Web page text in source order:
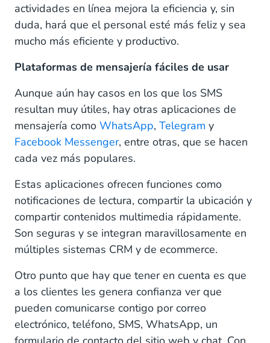
actividades en línea mejora la eficiencia y, sin
duda, hará que el personal esté más feliz y sea
mucho más eficiente y productivo.
Plataformas de mensajería fáciles de usar
Aunque aún hay casos en los que los SMS
resultan muy útiles, hay otras aplicaciones de
mensajería como WhatsApp, Telegram y
Facebook Messenger, entre otras, que se hacen
cada vez más populares.
Estas aplicaciones ofrecen funciones como
notificaciones de lectura, compartir la ubicación y
compartir contenidos multimedia rápidamente.
Son seguras y se integran maravillosamente en
múltiples sistemas CRM y de ecommerce.
Otro punto que hay que tener en cuenta es que
a los clientes les genera confianza ver que
pueden comunicarse contigo por correo
electrónico, teléfono, SMS, WhatsApp, un